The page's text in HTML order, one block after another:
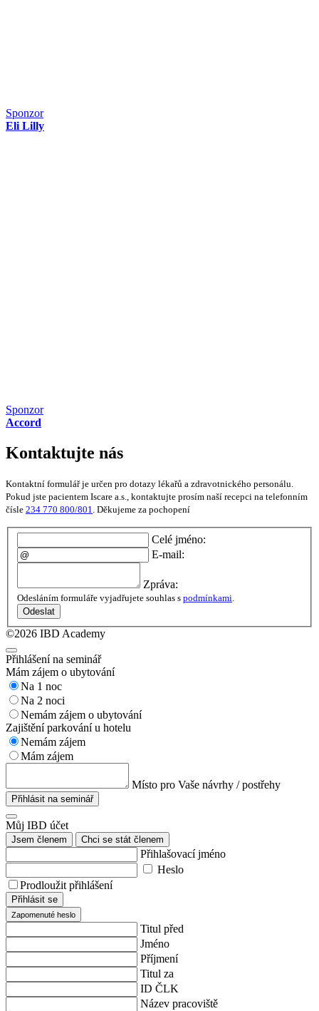
Sponzor
Eli Lilly
Sponzor
Accord
Kontaktujte nás
Kontaktní formulář je určen pro dotazy lékařů a zdravotnického personálu.
Pokud jste pacientem Iscare a.s., kontaktujte prosím naší recepci na telefonním
čísle 234 770 800/801. Děkujeme za pochopení
Celé jméno:
E-mail:
Zpráva:
Odesláním formuláře vyjadřujete souhlas s podmínkami
Odeslat
©2026 IBD Academy
Přihlášení na seminář
Mám zájem o ubytování
Na 1 noc
Na 2 noci
Nemám zájem o ubytování
Zajištění parkování u hotelu
Nemám zájem
Mám zájem
Místo pro Vaše návrhy / postřehy
Přihlásit na seminář
Můj IBD účet
Jsem členem Chci se stát členem
Přihlašovací jméno
Heslo
Prodloužit přihlášení
Přihlásit se
Zapomenuté heslo
Titul před
Jméno
Příjmení
Titul za
ID ČLK
Název pracoviště